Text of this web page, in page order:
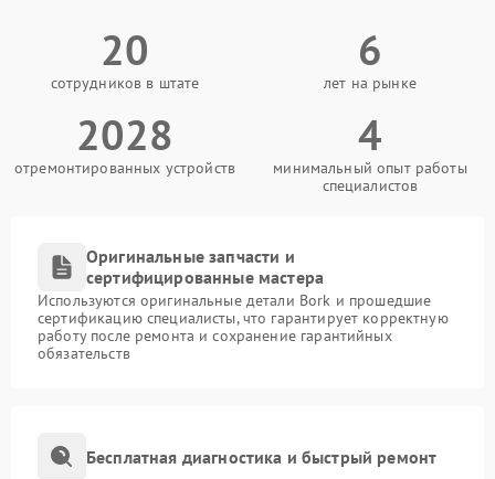
20
сотрудников в штате
6
лет на рынке
2028
отремонтированных устройств
4
минимальный опыт работы
специалистов
Оригинальные запчасти и
сертифицированные мастера
Используются оригинальные детали Bork и прошедшие
сертификацию специалисты, что гарантирует корректную
работу после ремонта и сохранение гарантийных
обязательств
Бесплатная диагностика и быстрый ремонт